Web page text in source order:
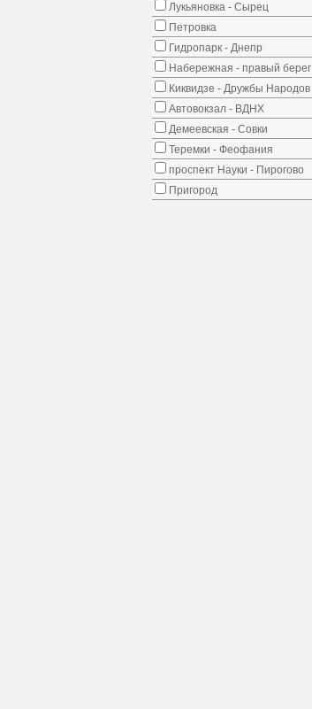
Лукьяновка - Сырец
Петровка
Гидропарк - Днепр
Набережная - правый берег
Киквидзе - Дружбы Народов
Автовокзал - ВДНХ
Демеевская - Совки
Теремки - Феофания
проспект Науки - Пирогово
Пригород